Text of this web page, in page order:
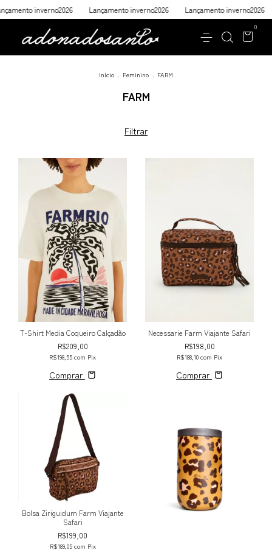
inverno2026 Lançamento inverno2026 Lançamento inverno2026
0
Início . Feminino . FARM
FARM
Filtrar
T-Shirt Media Coqueiro Calçadão
R$209,00
R$198,55 com Pix
Comprar
Necessarie Farm Viajante Safari
R$198,00
R$188,10 com Pix
Comprar
Bolsa Ziriguidum Farm Viajante
Safari
R$199,00
R$189,05 com Pix